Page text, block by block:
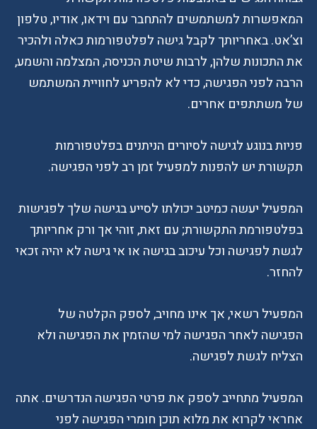
המאפשרות למשתמשים להתחבר עם וידאו, אודיו, טלפון
וצ’אט. באחריותך לקבל גישה לפלטפורמות כאלה ולהכיר
את התכונות שלהן, לרבות שיטת הכניסה, המצלמה והשמע,
הרבה לפני הפגישה, כדי לא להפריע לחוויית המשתמש
של משתתפים אחרים.
פניות בנוגע לגישה לסיורים הניתנים בפלטפורמות
תקשורת יש להפנות למפעיל זמן רב לפני הפגישה.
המפעיל יעשה כמיטב יכולתו לסייע בגישה שלך לפגישות
בפלטפורמת התקשורת; עם זאת, זוהי אך ורק אחריותך
לגשת לפגישה וכל עיכוב בגישה או אי גישה לא יהיה זכאי
להחזר.
המפעיל רשאי, אך אינו מחויב, לספק הקלטה של
הפגישה לאחר הפגישה למי שהזמין את הפגישה ולא
הצליח לגשת לפגישה.
המפעיל מתחייב לספק את פרטי הפגישה הנדרשים. אתה
אחראי לקרוא את מלוא תוכן חומרי הפגישה לפני